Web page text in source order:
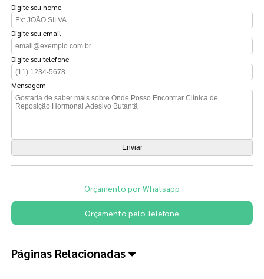
Digite seu nome
Digite seu email
Digite seu telefone
Mensagem
Orçamento por Whatsapp
Orçamento pelo Telefone
Páginas Relacionadas